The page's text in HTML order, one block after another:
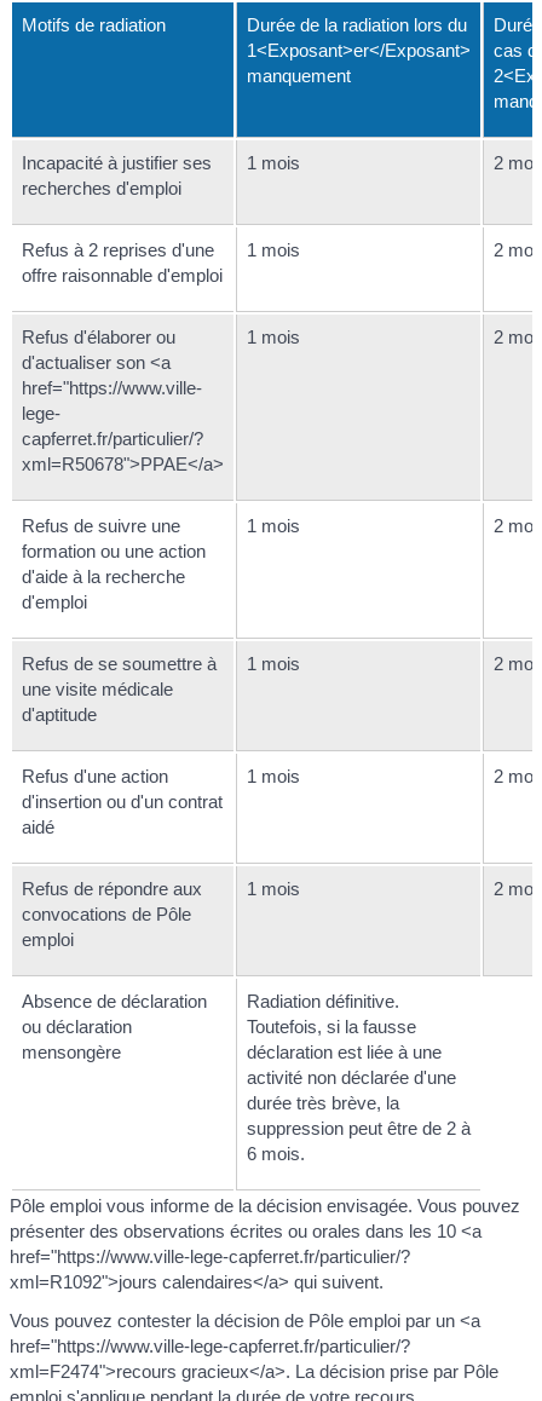
Motifs de radiation
Durée de la radiation lors du
1<Exposant>er</Exposant>
manquement
cas
Incapacité à justifier ses
recherches d'emploi
1 mois 2
Refus à 2 reprises d'une
offre raisonnable d'emploi
1 mois 2
Refus d'élaborer ou
d'actualiser son <a
href="https://www.ville-
lege-
capferret.fr/particulier/?
xml=R50678">PPAE</a>
1 mois 2
Refus de suivre une
formation ou une action
d'aide à la recherche
d'emploi
1 mois 2
Refus de se soumettre à
une visite médicale
d'aptitude
1 mois 2
Refus d'une action
d'insertion ou d'un contrat
aidé
1 mois 2
Refus de répondre aux
convocations de Pôle
emploi
1 mois 2
Absence de déclaration
ou déclaration
mensongère
Radiation définitive.
Toutefois, si la fausse
déclaration est liée à une
activité non déclarée d'une
durée très brève, la
suppression peut être de 2 à
6 mois.
Pôle emploi vous informe de la décision envisagée. Vous pouvez
présenter des observations écrites ou orales dans les 10 <a
href="https://www.ville-lege-capferret.fr/particulier/?
xml=R1092">jours calendaires</a> qui suivent.
Vous pouvez contester la décision de Pôle emploi par un <a
href="https://www.ville-lege-capferret.fr/particulier/?
xml=F2474">recours gracieux</a>. La décision prise par Pôle
emploi s'applique pendant la durée de votre recours.